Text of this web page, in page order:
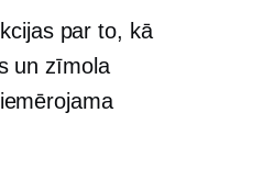
par to, kā
un zīmola